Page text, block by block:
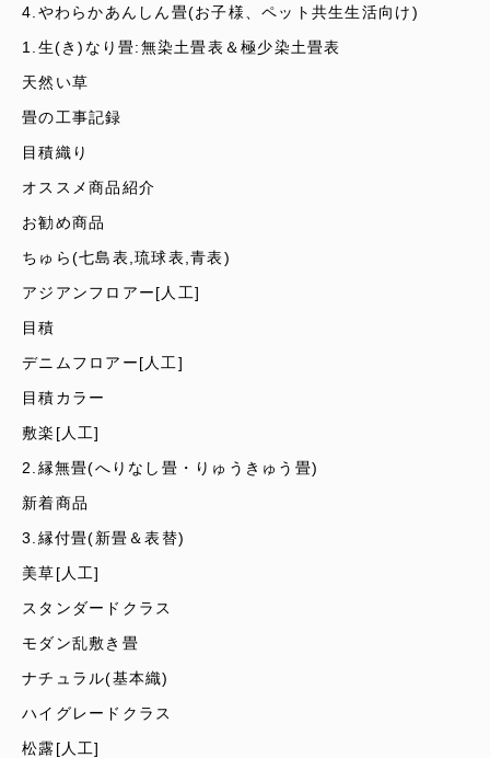
4.やわらかあんしん畳(お子様、ペット共生生活向け)
1.生(き)なり畳:無染土畳表＆極少染土畳表
天然い草
畳の工事記録
目積織り
オススメ商品紹介
お勧め商品
ちゅら(七島表,琉球表,青表)
アジアンフロアー[人工]
目積
デニムフロアー[人工]
目積カラー
敷楽[人工]
2.縁無畳(へりなし畳・りゅうきゅう畳)
新着商品
3.縁付畳(新畳＆表替)
美草[人工]
スタンダードクラス
モダン乱敷き畳
ナチュラル(基本織)
ハイグレードクラス
松露[人工]